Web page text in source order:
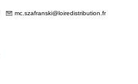
mc.szafranski@loiredistribution.fr